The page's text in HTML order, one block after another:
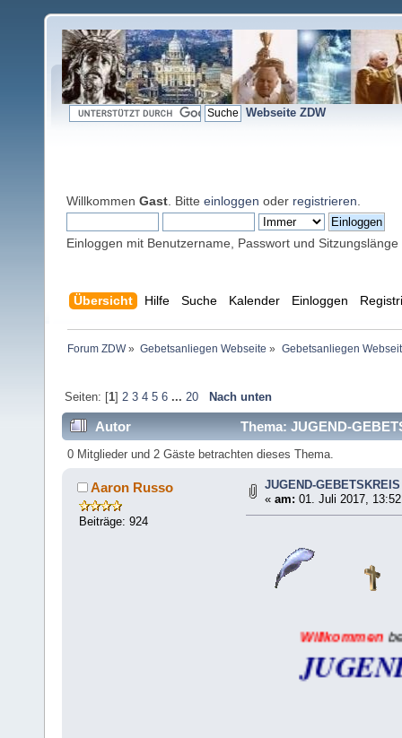
Webseite ZDW
Willkommen Gast . Bitte einloggen oder registrieren
Einloggen mit Benutzername, Passwort und Sitzungslänge
Übersicht Hilfe Suche Kalender Einloggen
Forum ZDW» Gebetsanliegen Webseite » Gebetsanliegen
Seiten: [1] 2 3 4 5 6 ... 20 Nach unten
Autor Thema: JUGEND-
0 Mitglieder und 2 Gäste betrachten dieses Thema.
Aaron Russo
Beiträge: 924
JUGEND-GEBETSKREIS
«am: 01. Juli 2017,
Willkommen beim
JUGEND-